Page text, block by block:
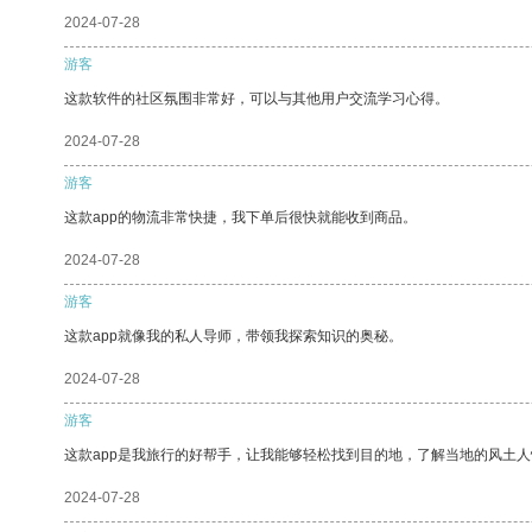
2024-07-28
游客
这款软件的社区氛围非常好，可以与其他用户交流学习心得。
2024-07-28
游客
这款app的物流非常快捷，我下单后很快就能收到商品。
2024-07-28
游客
这款app就像我的私人导师，带领我探索知识的奥秘。
2024-07-28
游客
这款app是我旅行的好帮手，让我能够轻松找到目的地，了解当地的风土
2024-07-28